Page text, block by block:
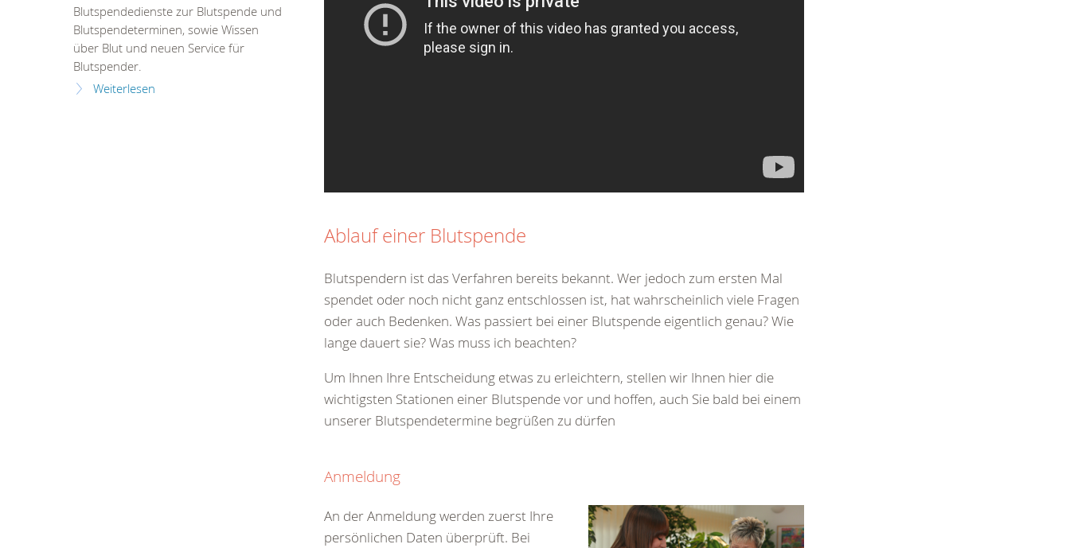
Ablauf einer Blutspende
Blutspendern ist das Verfahren bereits bekannt. Wer jedoch zum ersten Mal
spendet oder noch nicht ganz entschlossen ist, hat wahrscheinlich viele Fragen
oder auch Bedenken. Was passiert bei einer Blutspende eigentlich genau? Wie
lange dauert sie? Was muss ich beachten?
Um Ihnen Ihre Entscheidung etwas zu erleichtern, stellen wir Ihnen hier die
wichtigsten Stationen einer Blutspende vor und hoffen, auch Sie bald bei einem
unserer Blutspendetermine begrüßen zu dürfen
Anmeldung
An der Anmeldung werden zuerst Ihre
persönlichen Daten überprüft. Bei
Blutspendedienste zur Blutspende und
Blutspendeterminen, sowie Wissen
über Blut und neuen Service für
Blutspender.
Weiterlesen